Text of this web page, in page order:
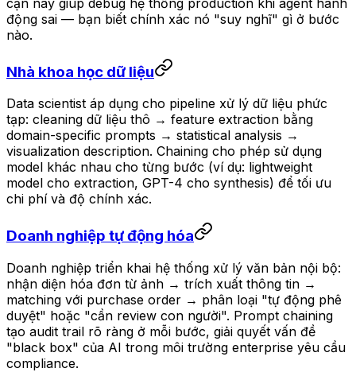
động sai — bạn biết chính xác nó "suy nghĩ" gì ở bước
nào.
Nhà khoa học dữ liệu
Data scientist áp dụng cho pipeline xử lý dữ liệu phức
tạp: cleaning dữ liệu thô → feature extraction bằng
domain-specific prompts → statistical analysis →
visualization description. Chaining cho phép sử dụng
model khác nhau cho từng bước (ví dụ: lightweight
model cho extraction, GPT-4 cho synthesis) để tối ưu
chi phí và độ chính xác.
Doanh nghiệp tự động hóa
Doanh nghiệp triển khai hệ thống xử lý văn bản nội bộ:
nhận diện hóa đơn từ ảnh → trích xuất thông tin →
matching với purchase order → phân loại "tự động phê
duyệt" hoặc "cần review con người". Prompt chaining
tạo audit trail rõ ràng ở mỗi bước, giải quyết vấn đề
"black box" của AI trong môi trường enterprise yêu cầu
compliance.